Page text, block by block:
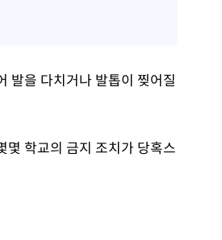
발을 다치거나 발톱이 찢어질
학교의 금지 조치가 당혹스